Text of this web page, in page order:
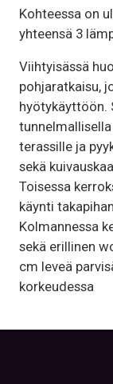
Kohteessa on
yhteensä 3
Viihtyisässä
pohjaratkaisu,
hyötykäyttöön.
terassille ja
sekä
Toisessa
käynti
Kolmannessa
sekä erillinen
cm leveä
korkeudessa